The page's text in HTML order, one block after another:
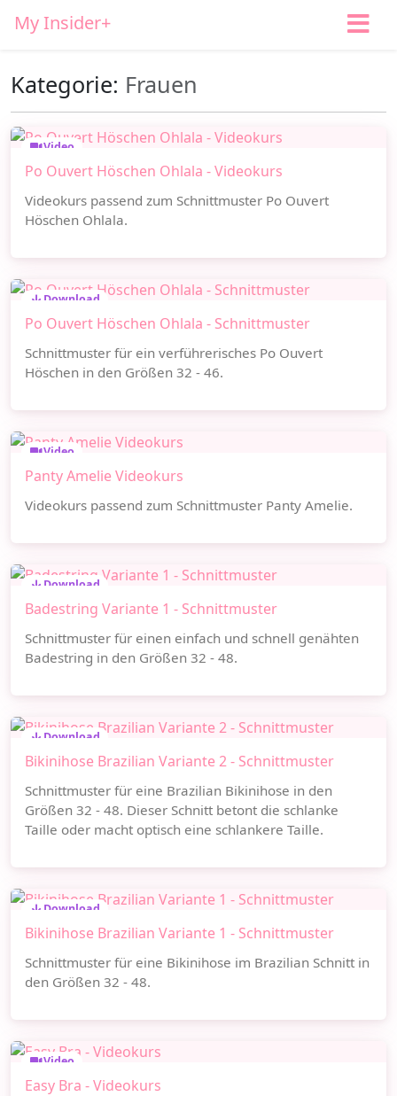
My Insider+
Kategorie: Frauen
Video
Po Ouvert Höschen Ohlala - Videokurs
Videokurs passend zum Schnittmuster Po Ouvert
Höschen Ohlala.
Download
Po Ouvert Höschen Ohlala - Schnittmuster
Schnittmuster für ein verführerisches Po Ouvert
Höschen in den Größen 32 - 46.
Video
Panty Amelie Videokurs
Videokurs passend zum Schnittmuster Panty Amelie.
Download
Badestring Variante 1 - Schnittmuster
Schnittmuster für einen einfach und schnell genähten
Badestring in den Größen 32 - 48.
Download
Bikinihose Brazilian Variante 2 - Schnittmuster
Schnittmuster für eine Brazilian Bikinihose in den
Größen 32 - 48. Dieser Schnitt betont die schlanke
Taille oder macht optisch eine schlankere Taille.
Download
Bikinihose Brazilian Variante 1 - Schnittmuster
Schnittmuster für eine Bikinihose im Brazilian Schnitt in
den Größen 32 - 48.
Video
Easy Bra - Videokurs